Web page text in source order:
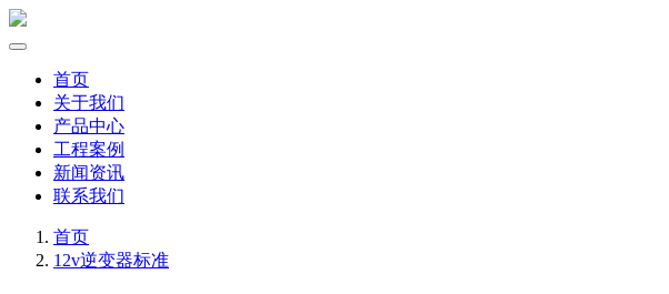
首页
关于我们
产品中心
工程案例
新闻资讯
联系我们
首页
12v逆变器标准